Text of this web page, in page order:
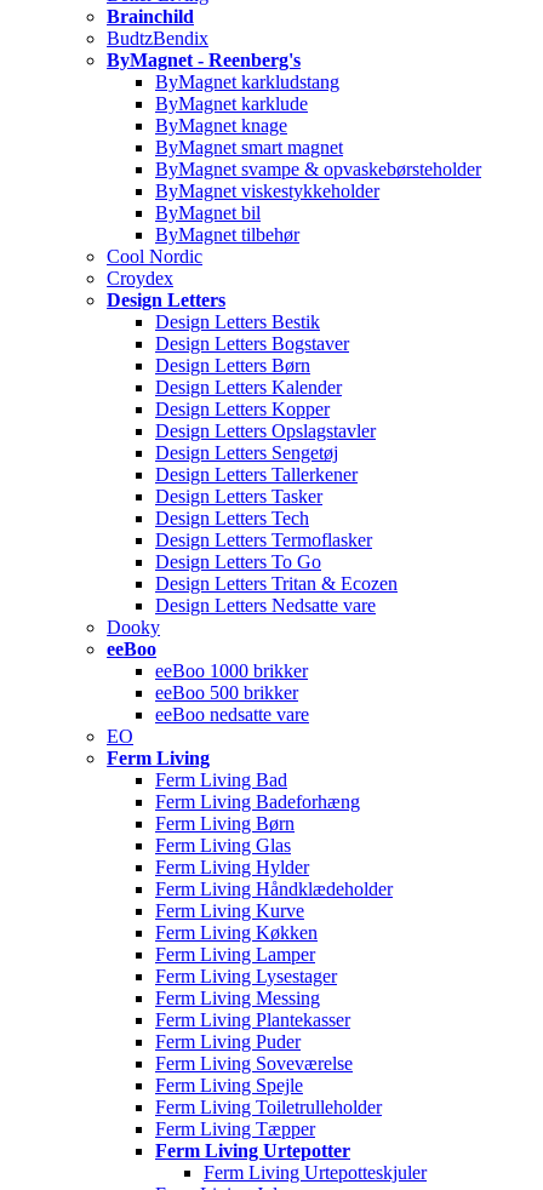
Brainchild
BudtzBendix
ByMagnet - Reenberg's
ByMagnet karkludstang
ByMagnet karklude
ByMagnet knage
ByMagnet smart magnet
ByMagnet svampe & opvaskebørsteholder
ByMagnet viskestykkeholder
ByMagnet bil
ByMagnet tilbehør
Cool Nordic
Croydex
Design Letters
Design Letters Bestik
Design Letters Bogstaver
Design Letters Børn
Design Letters Kalender
Design Letters Kopper
Design Letters Opslagstavler
Design Letters Sengetøj
Design Letters Tallerkener
Design Letters Tasker
Design Letters Tech
Design Letters Termoflasker
Design Letters To Go
Design Letters Tritan & Ecozen
Design Letters Nedsatte vare
Dooky
eeBoo
eeBoo 1000 brikker
eeBoo 500 brikker
eeBoo nedsatte vare
EO
Ferm Living
Ferm Living Bad
Ferm Living Badeforhæng
Ferm Living Børn
Ferm Living Glas
Ferm Living Hylder
Ferm Living Håndklædeholder
Ferm Living Kurve
Ferm Living Køkken
Ferm Living Lamper
Ferm Living Lysestager
Ferm Living Messing
Ferm Living Plantekasser
Ferm Living Puder
Ferm Living Soveværelse
Ferm Living Spejle
Ferm Living Toiletrulleholder
Ferm Living Tæpper
Ferm Living Urtepotter
Ferm Living Urtepotteskjuler